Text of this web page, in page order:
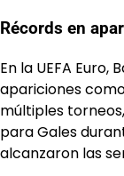
Récords en
En la UEFA
apariciones
múltiples
para Gales
alcanzaron las